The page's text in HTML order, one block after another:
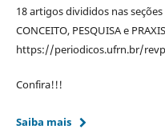
18 artigos divididos nas seções
CONCEITO, PESQUISA e
https://periodicos.ufrn.br/
Confira!!!
Saiba mais